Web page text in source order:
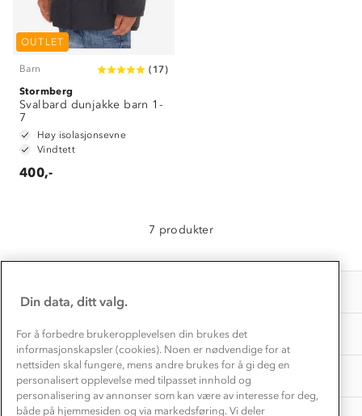
OUTLET
Barn ( 17)
Stormberg
Svalbard dunjakke barn 1-
7
Høy isolasjonsevne
Vindtett
400,-
7 produkter
Kontakt oss
Konkurransevinnere
Kundeklubb
OM OSS
Verdigrunnlag
Etisk handel
Dyreetikk
1% til samfunnet
TIPS OG RÅD
Trelagsprinsippet barn
Alt du trenger til Norgesferien
Dette trenger du til barnehagen
Gravidklær
EL-retur
Store størrelser
Turmat oppskrifter
Beredskap
Få turinspirasjon og tips her⛰
Storms turtips🐿️
Leirskole 🥾
Barnehageansatt
Tips til hyttetur
Din data, ditt valg.
For å forbedre brukeropplevelsen din brukes det
informasjonskapsler (cookies). Noen er nødvendige for at
nettsiden skal fungere, mens andre brukes for å gi deg en
personalisert opplevelse med tilpasset innhold og
personalisering av annonser som kan være av interesse for deg,
både på hjemmesiden og via markedsføring. Vi deler